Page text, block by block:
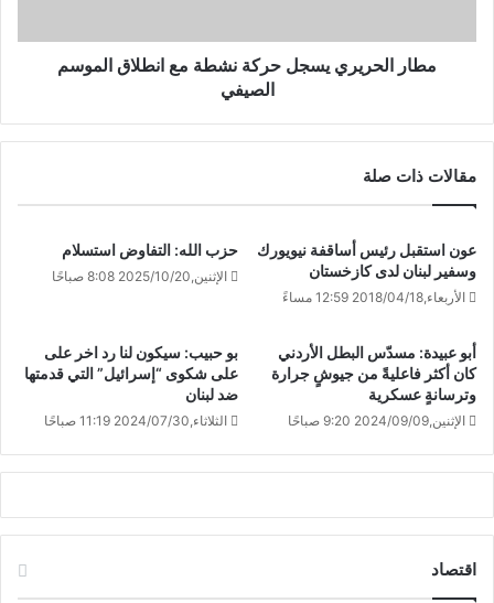
مطار الحريري يسجل حركة نشطة مع انطلاق الموسم
الصيفي
مقالات ذات صلة
عون استقبل رئيس أساقفة نيويورك
وسفير لبنان لدى كازخستان
الأربعاء,2018/04/18 12:59 مساءً
حزب الله: التفاوض استسلام
الإثنين,2025/10/20 8:08 صباحًا
أبو عبيدة: مسدّس البطل الأردني
كان أكثر فاعليةً من جيوشٍ جرارة
وترسانةٍ عسكرية
الإثنين,2024/09/09 9:20 صباحًا
بو حبيب: سيكون لنا رد اخر على
على شكوى “إسرائيل” التي قدمتها
ضد لبنان
الثلاثاء,2024/07/30 11:19 صباحًا
اقتصاد